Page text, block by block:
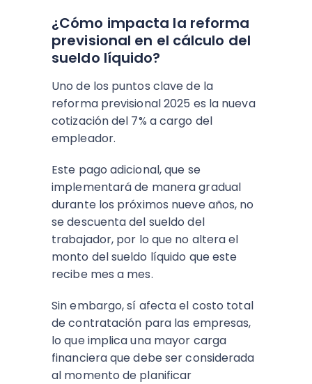
¿Cómo impacta la reforma
previsional en el cálculo del
sueldo líquido?
Uno de los puntos clave de la
reforma previsional 2025 es la nueva
cotización del 7% a cargo del
empleador.
Este pago adicional, que se
implementará de manera gradual
durante los próximos nueve años, no
se descuenta del sueldo del
trabajador, por lo que no altera el
monto del sueldo líquido que este
recibe mes a mes.
Sin embargo, sí afecta el costo total
de contratación para las empresas,
lo que implica una mayor carga
financiera que debe ser considerada
al momento de planificar